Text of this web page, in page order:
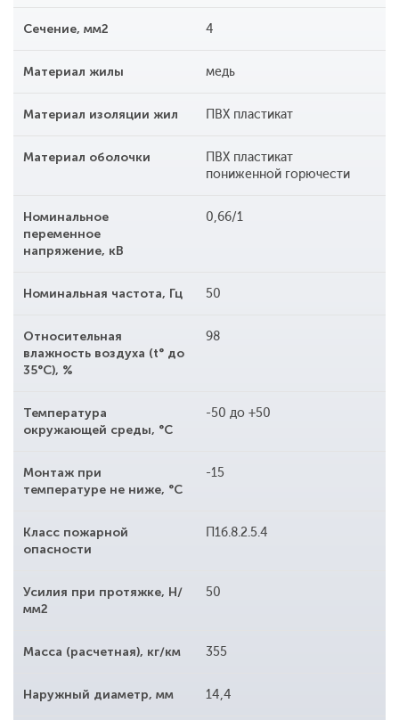
Сечение, мм2 4
Материал жилы медь
Материал изоляции жил ПВХ пластикат
Материал оболочки
ПВХ пластикат
пониженной горючести
Номинальное
переменное
напряжение, кВ
0,66/1
Номинальная частота, Гц 50
Относительная
влажность воздуха (t° до
35°С), %
98
Температура
окружающей среды, °С
-50 до +50
Монтаж при
температуре не ниже, °С
-15
Класс пожарной
опасности
П1б.8.2.5.4
Усилия при протяжке, Н/
мм2
50
Масса (расчетная), кг/км 355
Наружный диаметр, мм 14,4